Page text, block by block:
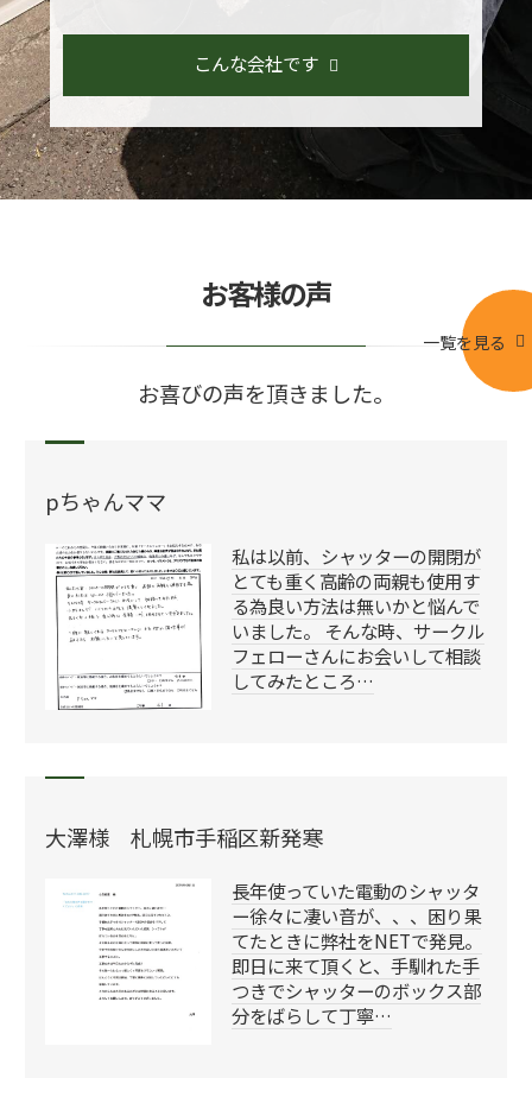
こんな会社です
お客様の声
お喜びの声を頂きました。
一覧を見る
pちゃんママ
私は以前、シャッターの開閉が
とても重く高齢の両親も使用す
る為良い方法は無いかと悩んで
いました。 そんな時、サークル
フェローさんにお会いして相談
してみたところ…
大澤様 札幌市手稲区新発寒
長年使っていた電動のシャッタ
ー徐々に凄い音が、、、困り果
てたときに弊社をNETで発見。
即日に来て頂くと、手馴れた手
つきでシャッターのボックス部
分をばらして丁寧…